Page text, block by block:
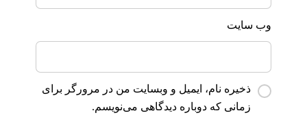
وب‌ سایت
ذخیره نام، ایمیل و وبسایت من در مرورگر برای
زمانی که دوباره دیدگاهی می‌نویسم.